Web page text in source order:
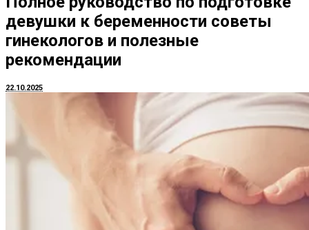
девушки к беременности советы
гинекологов и полезные
рекомендации
22.10.2025